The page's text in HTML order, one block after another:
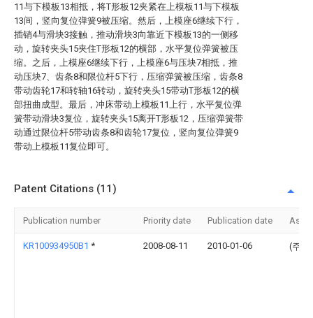
11与下模板13相抵，将T形板12夹紧在上模板11与下模板
13间，竖向复位弹簧9被压缩。然后，上模座6继续下行，
插销4与滑块3接触，推动滑块3向靠近下模板13的一侧移
动，旋转夹头15夹住T形板12的横部，水平复位弹簧被压
缩。之后，上模座6继续下行，上模座6与压块7相抵，推
动压块7、齿条8和限位杆5下行，压缩弹簧被压缩，齿条8
带动齿轮17和转轴16转动，旋转夹头15带动T形板12的横
部扭曲成型。最后，冲床带动上模板11上行，水平复位弹
簧带动滑块3复位，旋转夹头15离开T形板12，压缩弹簧带
动通过限位杆5带动齿条8和齿轮17复位，竖向复位弹簧9
带动上模板11复位即可。
Patent Citations (11)
Publication number Priority date Publication date
KR100934950B1 * 2008-08-11 2010-01-06 (주)